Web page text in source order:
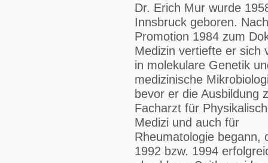
Dr. Erich Mur wurde
Innsbruck geboren.
Promotion 1984 zum
Medizin vertiefte er sich
in molekulare Genetik
medizinische
bevor er die Ausbildung
Facharzt für
Medizi und auch für
Rheumatologie begann,
1992 bzw. 1994